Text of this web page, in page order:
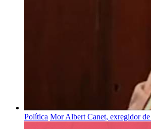
Política Mor Albert Canet, exregidor